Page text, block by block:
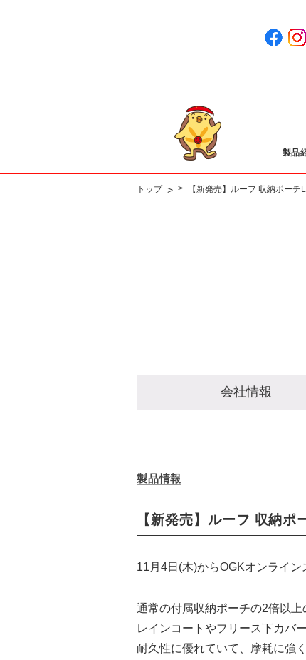
製品
トップ > > 【新発売】ルーフ 収納ポーチL
会社情報
製品情報
【新発売】ルーフ 収納ポ
11月4日(木)からOGKオンライン
通常の付属収納ポーチの2倍以上
レインコートやフリース下カバ
耐久性に​優れていて、​摩耗に​強